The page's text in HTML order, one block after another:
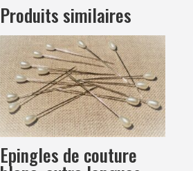
à
0.70 €
Produits similaires
Epingles de couture